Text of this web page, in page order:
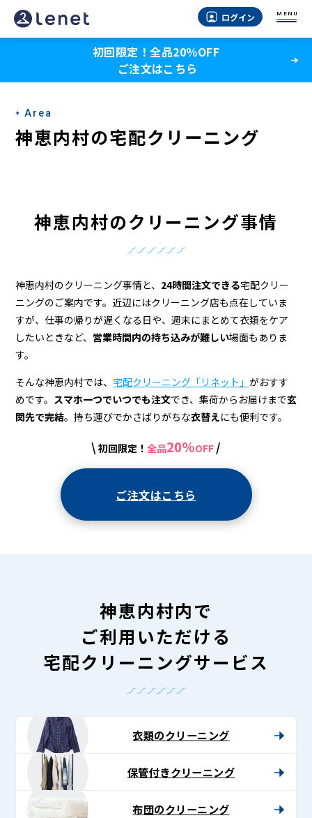
神
恵
村
の
ク
店
＆
宅
配
ク
リ
ログイン MENU
初回限定！全品20％OFF
ご注文はこちら
Area
神恵内村の宅配クリーニング
神恵内村のクリーニング事情
神恵内村のクリーニング事情と、 24時間注文できる宅配クリー
ニングのご案内です。近辺にはクリーニング店も点在していま
すが、仕事の帰りが遅くなる日や、週末にまとめて衣類をケア
したいときなど、 営業時間内の持ち込みが難しい場面もありま
す。
そんな神恵内村では、 宅配クリーニング「リネット」 がおすす
めです。 スマホ一つでいつでも注文でき、集荷からお届けまで玄
関先で完結。持ち運びでかさばりがちな衣替えにも便利です。
\ 初回限定！ 全品20%OFF /
ご注文はこちら
神恵内村内で
ご利用いただける
宅配クリーニングサービス
衣類のクリーニング
保管付きクリーニング
布団のクリーニング